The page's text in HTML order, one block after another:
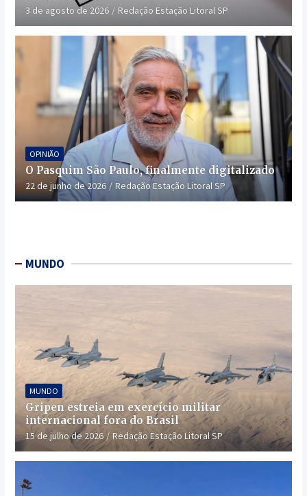
3 de agosto de 2026 Redação Estação Litoral SP
OPINIÃO
O Pasquim São Paulo, finalmente digitalizado
22 de junho de 2026 Redação Estação Litoral SP
MUNDO
MUNDO
Gripen estreia em exercício militar
internacional fora do Brasil
15 de julho de 2026 Redação Estação Litoral SP